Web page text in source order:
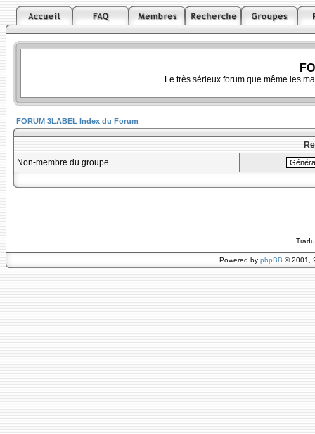
Le très sérieux forum que même les
FORUM 3LABEL Index du Forum
Non-membre du groupe
Powered by phpBB © 2001,